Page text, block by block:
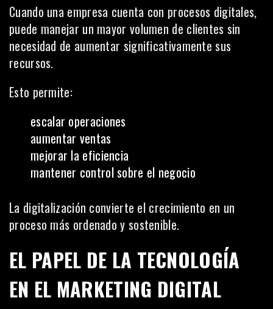
Cuando una empresa cuenta con procesos digitales,
puede manejar un mayor volumen de clientes sin
necesidad de aumentar significativamente sus
recursos.
Esto permite:
escalar operaciones
aumentar ventas
mejorar la eficiencia
mantener control sobre el negocio
La digitalización convierte el crecimiento en un
proceso más ordenado y sostenible.
EL PAPEL DE LA TECNOLOGÍA
EN EL MARKETING DIGITAL